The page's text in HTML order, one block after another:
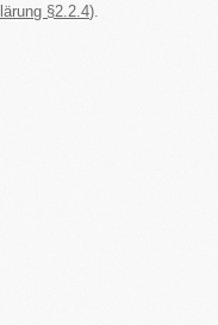
§2.2.4).